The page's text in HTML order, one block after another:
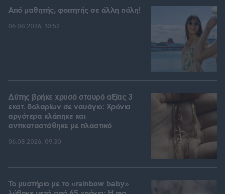
Από μαθητής, φοιτητής σε άλλη πόλη!
06.08.2026, 10:52
Δύτης βρήκε χρυσό σταυρό αξίας 3
εκατ. δολαρίων σε ναυάγιο: Χρόνια
αργότερα κλάπηκε και
αντικαταστάθηκε με πλαστικό
06.08.2026, 09:30
Το μυστήριο με το «rainbow baby»